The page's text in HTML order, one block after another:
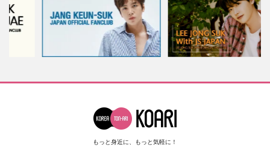
もっと身近に、もっと気軽に！